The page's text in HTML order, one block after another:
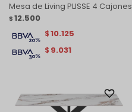
Mesa de Living PLISSE 4 Cajones
$ 12.500
$ 9.031
$10.125